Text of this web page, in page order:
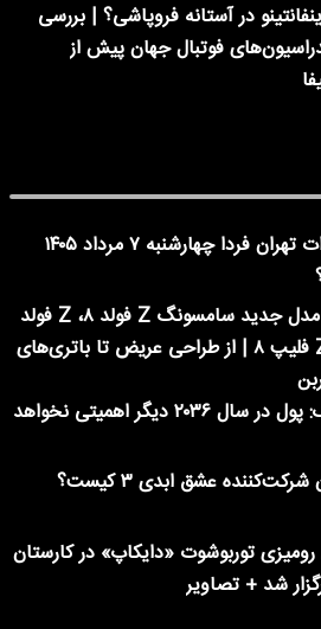
در آستانه فروپاشی؟ | بررسی
فوتبال جهان پیش از
فوری | ادارات تهران فردا چهارشنبه ۷ مرداد ۱۴۰۵
معرفی سه مدل جدید سامسونگ Z فولد ۸، Z فولد
۸ اولترا و Z فلیپ ۸ | از طراحی عریض تا باتری‌های
ایلان ماسک: پول در سال ۲۰۳۶ دیگر اهمیتی نخواهد
شرکت‌کننده عشق ابدی ۳ کیست؟
رومیزی توربوشوت «دایکاپ» در کارستان
شد + تصاویر